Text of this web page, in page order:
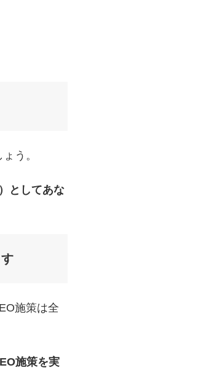
う。
としてあな
施策は全
施策を実